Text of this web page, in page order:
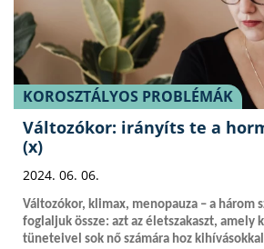
KOROSZTÁLYOS PROBLÉMÁK
Változókor: irányíts te a
(x)
2024. 06. 06.
Változókor, klimax, menopauza – a három
foglaljuk össze: azt az életszakaszt, amely
tüneteivel sok nő számára hoz